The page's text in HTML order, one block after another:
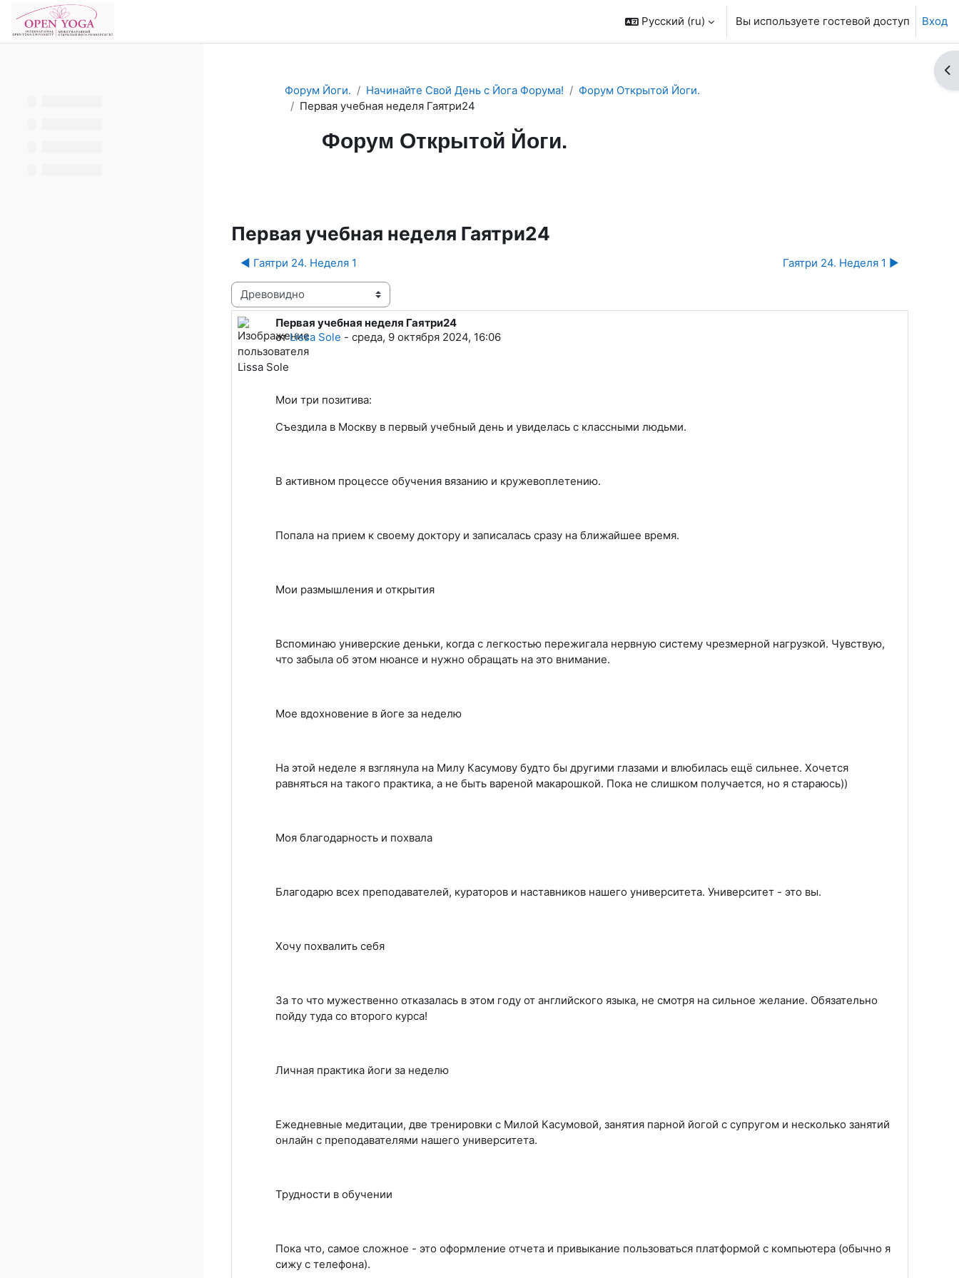
Перейти к основному содержанию
Русский ‎(ru)‎ Вы используете гостевой доступ Вход
Форум Йоги.
Начинайте Свой День с Йога Форума!
Форум Открытой Йоги.
Первая учебная неделя Гаятри24
Форум Открытой Йоги.
Первая учебная неделя Гаятри24
◀︎ Гаятри 24. Неделя 1 Гаятри 24. Неделя 1 ▶︎
Режим отображения
Первая учебная неделя Гаятри24
отLissa Sole - среда, 9 октября 2024, 16:06
Количество ответов: 2
Мои три позитива:
Съездила в Москву в первый учебный день и увиделась с классными людьми.
В активном процессе обучения вязанию и кружевоплетению.
Попала на прием к своему доктору и записалась сразу на ближайшее время.
Мои размышления и открытия
Вспоминаю универские деньки, когда с легкостью пережигала нервную систему чрезмерной нагрузкой. Чувствую,
что забыла об этом нюансе и нужно обращать на это внимание.
Мое вдохновение в йоге за неделю
На этой неделе я взглянула на Милу Касумову будто бы другими глазами и влюбилась ещё сильнее. Хочется
равняться на такого практика, а не быть вареной макарошкой. Пока не слишком получается, но я стараюсь))
Моя благодарность и похвала
Благодарю всех преподавателей, кураторов и наставников нашего университета. Университет - это вы.
Хочу похвалить себя
За то что мужественно отказалась в этом году от английского языка, не смотря на сильное желание. Обязательно
пойду туда со второго курса!
Личная практика йоги за неделю
Ежедневные медитации, две тренировки с Милой Касумовой, занятия парной йогой с супругом и несколько занятий
онлайн с преподавателями нашего университета.
Трудности в обучении
Пока что, самое сложное - это оформление отчета и привыкание пользоваться платформой с компьютера (обычно я
сижу с телефона).